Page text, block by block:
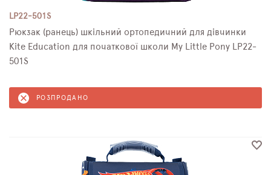
LP22-501S
Рюкзак (ранець) шкільний ортопедичний для дівчинки
Kite Education для початкової школи My Little Pony LP22-
501S
РОЗПРОДАНО